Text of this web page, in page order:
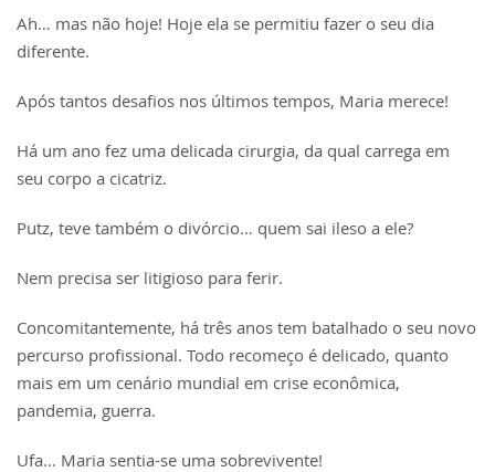
Ah… mas não hoje! Hoje ela se permitiu fazer o seu dia
diferente.
Após tantos desafios nos últimos tempos, Maria merece!
Há um ano fez uma delicada cirurgia, da qual carrega em
seu corpo a cicatriz.
Putz, teve também o divórcio… quem sai ileso a ele?
Nem precisa ser litigioso para ferir.
Concomitantemente, há três anos tem batalhado o seu novo
percurso profissional. Todo recomeço é delicado, quanto
mais em um cenário mundial em crise econômica,
pandemia, guerra.
Ufa… Maria sentia-se uma sobrevivente!